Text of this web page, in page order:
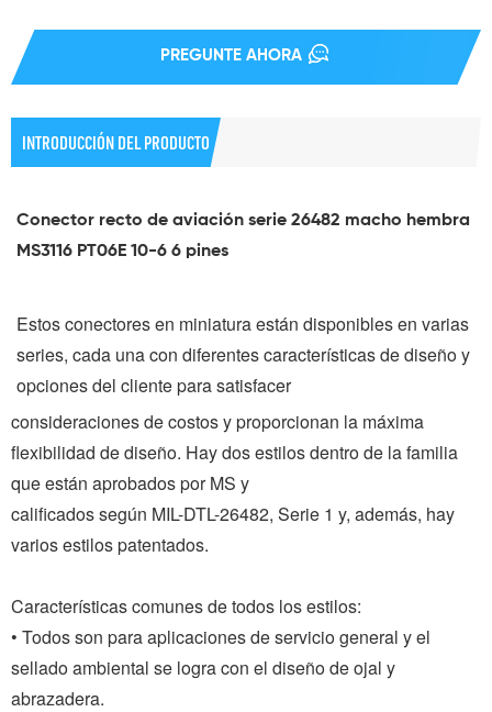
PREGUNTE AHORA
INTRODUCCIÓN DEL PRODUCTO
Conector recto de aviación serie 26482 macho hembra
MS3116 PT06E 10-6 6 pines
Estos conectores en miniatura están disponibles en varias
series, cada una con diferentes características de diseño y
opciones del cliente para satisfacer
consideraciones de costos y proporcionan la máxima
flexibilidad de diseño. Hay dos estilos dentro de la familia
que están aprobados por MS y
calificados según MIL-DTL-26482, Serie 1 y, además, hay
varios estilos patentados.
Características comunes de todos los estilos:
• Todos son para aplicaciones de servicio general y el
sellado ambiental se logra con el diseño de ojal y
abrazadera.